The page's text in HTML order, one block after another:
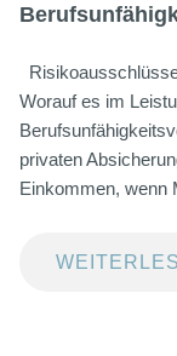
Worauf es im
privaten
Einkommen,